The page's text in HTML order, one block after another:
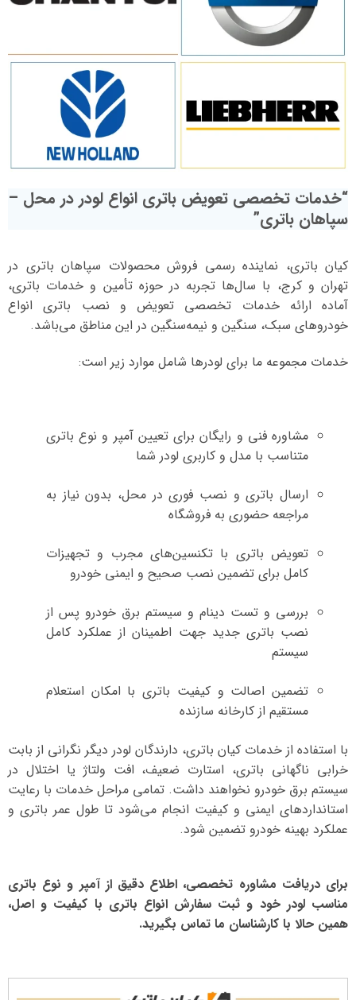
“خدمات تخصصی تعویض باتری انواع لودر در محل –
سپاهان باتری”
کیان باتری، نماینده رسمی فروش محصولات سپاهان باتری در
تهران و کرج، با سال‌ها تجربه در حوزه تأمین و خدمات باتری،
آماده ارائه خدمات تخصصی تعویض و نصب باتری انواع
خودروهای سبک، سنگین و نیمه‌سنگین در این مناطق می‌باشد.
خدمات مجموعه ما برای لودر‌ها شامل موارد زیر است:
مشاوره فنی و رایگان برای تعیین آمپر و نوع باتری
متناسب با مدل و کاربری لودر شما
ارسال باتری و نصب فوری در محل، بدون نیاز به
مراجعه حضوری به فروشگاه
تعویض باتری با تکنسین‌های مجرب و تجهیزات
کامل برای تضمین نصب صحیح و ایمنی خودرو
بررسی و تست دینام و سیستم برق خودرو پس از
نصب باتری جدید جهت اطمینان از عملکرد کامل
سیستم
تضمین اصالت و کیفیت باتری با امکان استعلام
مستقیم از کارخانه سازنده
با استفاده از خدمات کیان باتری، دارندگان لودر دیگر نگرانی از بابت
خرابی ناگهانی باتری، استارت ضعیف، افت ولتاژ یا اختلال در
سیستم برق خودرو نخواهند داشت. تمامی مراحل خدمات با رعایت
استانداردهای ایمنی و کیفیت انجام می‌شود تا طول عمر باتری و
عملکرد بهینه خودرو تضمین شود.
برای دریافت مشاوره تخصصی، اطلاع دقیق از آمپر و نوع باتری
مناسب لودر خود و ثبت سفارش انواع باتری با کیفیت و اصل،
همین حالا با کارشناسان ما تماس بگیرید.